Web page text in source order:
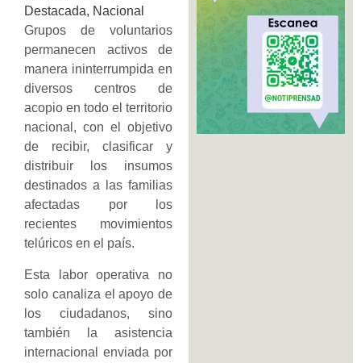
Destacada, Nacional
Grupos de voluntarios
permanecen activos de
manera ininterrumpida en
diversos centros de
acopio en todo el territorio
nacional, con el objetivo
de recibir, clasificar y
distribuir los insumos
destinados a las familias
afectadas por los
recientes movimientos
telúricos en el país.
Esta labor operativa no
solo canaliza el apoyo de
los ciudadanos, sino
también la asistencia
internacional enviada por